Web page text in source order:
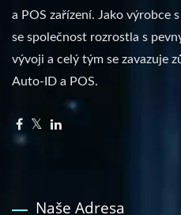
a POS zařízení. Jako výrobce
se společnost rozrostla s
vývoji a celý tým se zavazuje
Auto-ID a POS.
Naše Adresa